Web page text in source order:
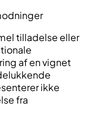
tilladelse eller
af en vignet
ikke
fra